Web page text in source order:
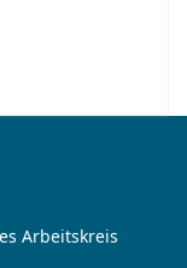
Arbeitskreis